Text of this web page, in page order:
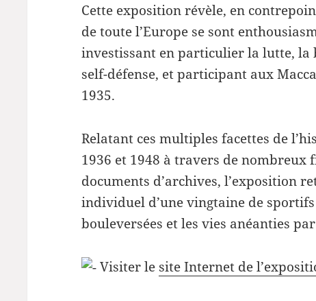
Cette exposition révèle, en
de toute l’Europe se sont
investissant en particulier la lutte, la
self-défense, et participant aux
1935.
Relatant ces multiples facettes de
1936 et 1948 à travers de nombreux
documents d’archives, l’exposition
individuel d’une vingtaine de
bouleversées et les vies anéanties
Visiter le site Internet de